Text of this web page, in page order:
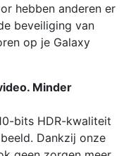
hebben anderen er
beveiliging van
op je Galaxy
Minder
bits HDR-kwaliteit
Dankzij onze